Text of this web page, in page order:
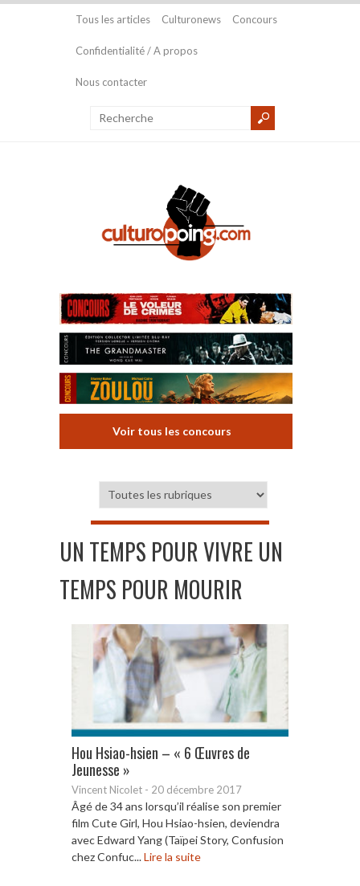
Tous les articles Culturonews Concours
Confidentialité / A propos
Nous contacter
Voir tous les concours
UN TEMPS POUR VIVRE UN
TEMPS POUR MOURIR
Hou Hsiao-hsien – « 6 Œuvres de
Jeunesse »
Vincent Nicolet - 20 décembre 2017
Âgé de 34 ans lorsqu’il réalise son premier
film Cute Girl, Hou Hsiao-hsien, deviendra
avec Edward Yang (Taïpei Story, Confusion
chez Confuc...Lire la suite